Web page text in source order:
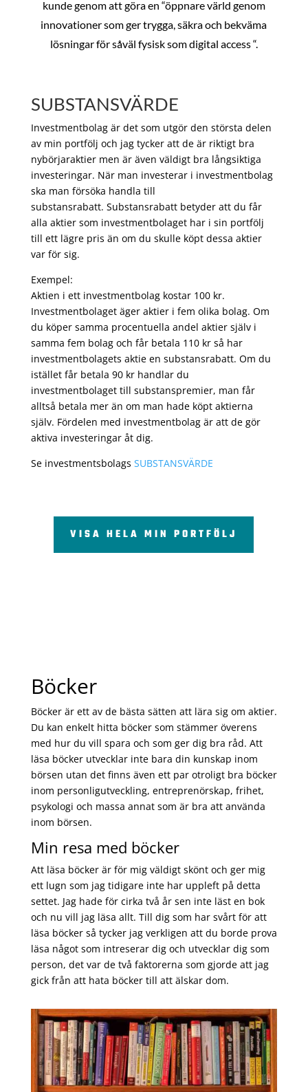
kunde genom att göra en “öppnare värld genom
innovationer som ger trygga, säkra och bekväma
lösningar för såväl fysisk som digital access “.
SUBSTANSVÄRDE
Investmentbolag är det som utgör den största delen
av min portfölj och jag tycker att de är riktigt bra
nybörjaraktier men är även väldigt bra långsiktiga
investeringar. När man investerar i investmentbolag
ska man försöka handla till
substansrabatt. Substansrabatt betyder att du får
alla aktier som investmentbolaget har i sin portfölj
till ett lägre pris än om du skulle köpt dessa aktier
var för sig.
Exempel:
Aktien i ett investmentbolag kostar 100 kr.
Investmentbolaget äger aktier i fem olika bolag. Om
du köper samma procentuella andel aktier själv i
samma fem bolag och får betala 110 kr så har
investmentbolagets aktie en substansrabatt. Om du
istället får betala 90 kr handlar du
investmentbolaget till substanspremier, man får
alltså betala mer än om man hade köpt aktierna
själv. Fördelen med investmentbolag är att de gör
aktiva investeringar åt dig.
Se investmentsbolags SUBSTANSVÄRDE
VISA HELA MIN PORTFÖLJ
Böcker
Böcker är ett av de bästa sätten att lära sig om aktier.
Du kan enkelt hitta böcker som stämmer överens
med hur du vill spara och som ger dig bra råd. Att
läsa böcker utvecklar inte bara din kunskap inom
börsen utan det finns även ett par otroligt bra böcker
inom personligutveckling, entreprenörskap, frihet,
psykologi och massa annat som är bra att använda
inom börsen.
Min resa med böcker
Att läsa böcker är för mig väldigt skönt och ger mig
ett lugn som jag tidigare inte har uppleft på detta
settet. Jag hade för cirka två år sen inte läst en bok
och nu vill jag läsa allt. Till dig som har svårt för att
läsa böcker så tycker jag verkligen att du borde prova
läsa något som intreserar dig och utvecklar dig som
person, det var de två faktorerna som gjorde att jag
gick från att hata böcker till att älskar dom.